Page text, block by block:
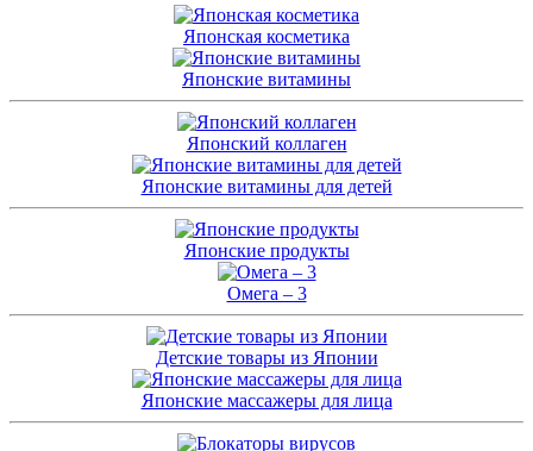
Японская косметика
Японские витамины
Японский коллаген
Японские витамины для детей
Японские продукты
Омега – 3
Детские товары из Японии
Японские массажеры для лица